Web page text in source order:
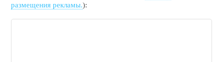
размещения рекламы.):